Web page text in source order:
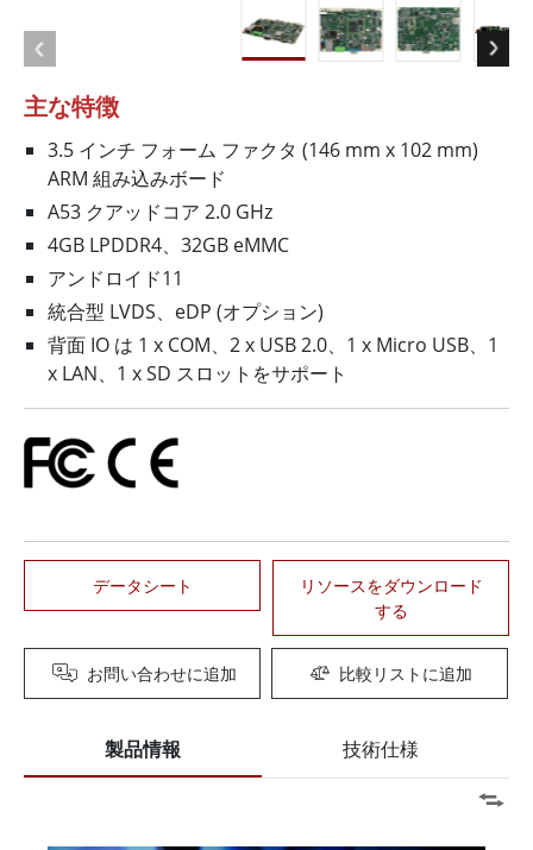
主な特徴
3.5 インチ フォーム ファクタ (146 mm x 102 mm)
ARM 組み込みボード
A53 クアッドコア 2.0 GHz
4GB LPDDR4、32GB eMMC
アンドロイド11
統合型 LVDS、eDP (オプション)
背面 IO は 1 x COM、2 x USB 2.0、1 x Micro USB、1
x LAN、1 x SD スロットをサポート
データシート
リソースをダウンロード
する
お問い合わせに追加 比較リストに追加
製品情報 技術仕様